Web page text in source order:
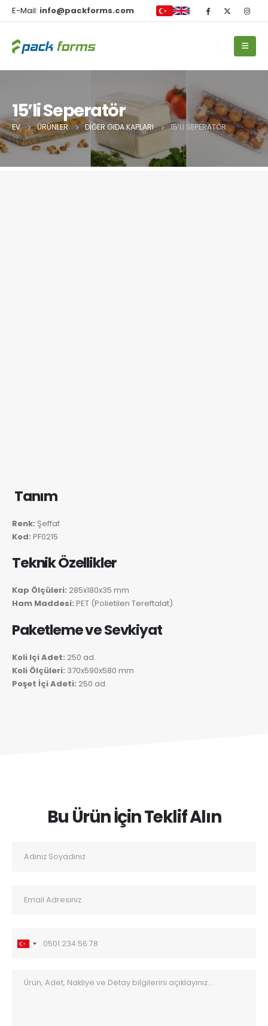
E-Mail: info@packforms.com
15’li Seperatör
EV ÜRÜNLER DIĞER GIDA KAPLARI 15’LI SEPERATÖR
Tanım
Renk: Şeffaf
Kod: PF0215
Teknik Özellikler
Kap Ölçüleri: 285x180x35 mm
Ham Maddesi: PET (Polietilen Tereftalat)
Paketleme ve Sevkiyat
Koli Içi Adet: 250 ad.
Koli Ölçüleri: 370x590x580 mm
Poşet İçi Adeti: 250 ad.
Bu Ürün İçin Teklif Alın